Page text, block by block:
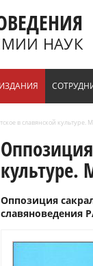
НАУК
ИЗДАНИЯ
в славянской культуре.
культуре.
Оппозиция
славяноведения